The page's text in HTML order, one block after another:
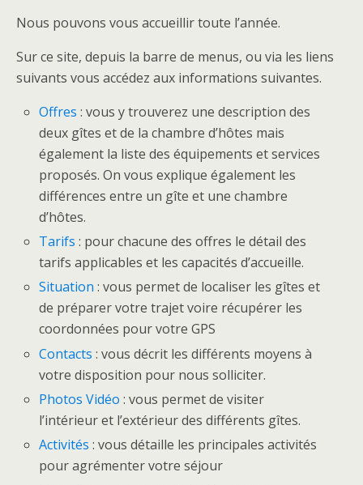
Nous pouvons vous accueillir toute l’année.
Sur ce site, depuis la barre de menus, ou via les liens
suivants vous accédez aux informations suivantes.
Offres : vous y trouverez une description des
deux gîtes et de la chambre d’hôtes mais
également la liste des équipements et services
proposés. On vous explique également les
différences entre un gîte et une chambre
d’hôtes.
Tarifs : pour chacune des offres le détail des
tarifs applicables et les capacités d’accueille.
Situation : vous permet de localiser les gîtes et
de préparer votre trajet voire récupérer les
coordonnées pour votre GPS
Contacts : vous décrit les différents moyens à
votre disposition pour nous solliciter.
Photos Vidéo : vous permet de visiter
l’intérieur et l’extérieur des différents gîtes.
Activités : vous détaille les principales activités
pour agrémenter votre séjour